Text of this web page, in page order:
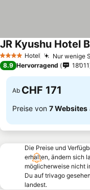
4 Sterne Hotel Nur wenige
JR Kyushu Hotel
8.9 Hervorragend 18’011
Ab CHF 171
Preise von 7 Websites
Die Preise und
erhalten, ändern sich
möglicherweise nicht
Du auf trivago
landest.